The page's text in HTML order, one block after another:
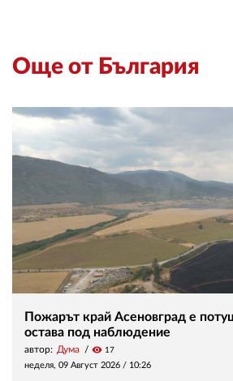
Още от България
Пожарът край Асеновград е
остава под наблюдение
автор: Дума visibility 17
неделя, 09 Август 2026 / 10:26